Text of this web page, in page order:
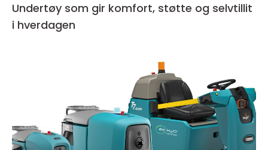
Undertøy som gir komfort, støtte og selvtillit
i hverdagen